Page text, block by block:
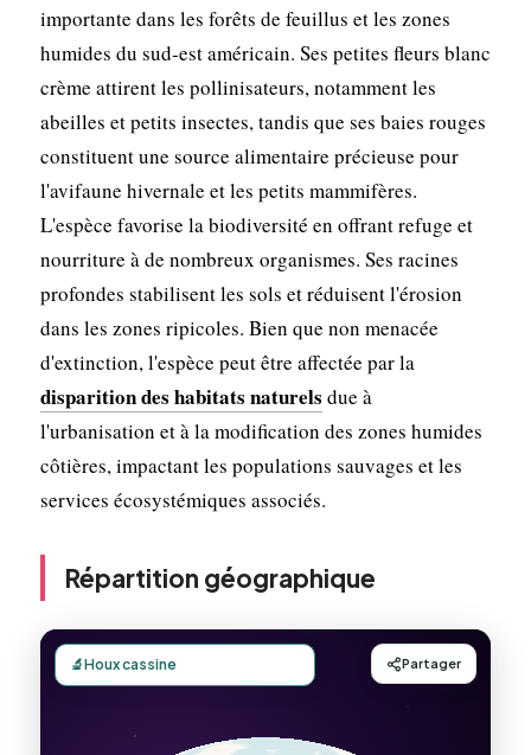
importante dans les forêts de feuillus et les zones
humides du sud-est américain. Ses petites fleurs blanc
crème attirent les pollinisateurs, notamment les
abeilles et petits insectes, tandis que ses baies rouges
constituent une source alimentaire précieuse pour
l'avifaune hivernale et les petits mammifères.
L'espèce favorise la biodiversité en offrant refuge et
nourriture à de nombreux organismes. Ses racines
profondes stabilisent les sols et réduisent l'érosion
dans les zones ripicoles. Bien que non menacée
d'extinction, l'espèce peut être affectée par la
disparition des habitats naturels due à
l'urbanisation et à la modification des zones humides
côtières, impactant les populations sauvages et les
services écosystémiques associés.
Répartition géographique